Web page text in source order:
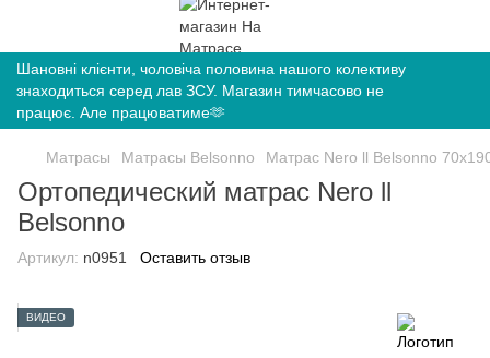
Шановні клієнти, чоловіча половина нашого колективу
знаходиться серед лав ЗСУ. Магазин тимчасово не
працює. Але працюватиме🫶
Матрасы Матрасы Belsonno Матрас Nero ll Belsonno
Ортопедический матрас Nero ll
Belsonno
Артикул: n0951 Оставить отзыв
ВИДЕО